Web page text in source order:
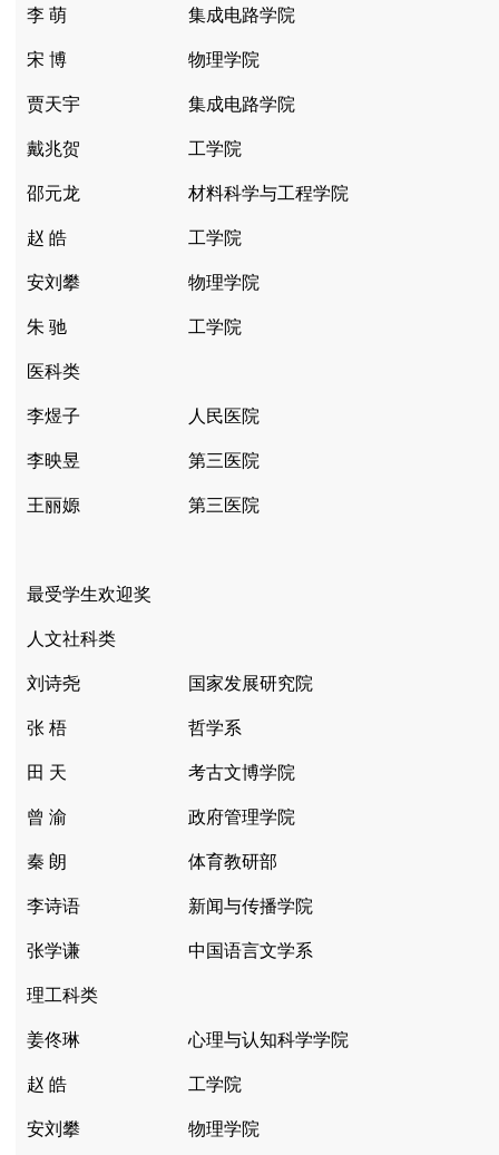
李 萌 集成电路学院
宋 博 物理学院
贾天宇 集成电路学院
戴兆贺 工学院
邵元龙 材料科学与工程学院
赵 皓 工学院
安刘攀 物理学院
朱 驰 工学院
医科类
李煜子 人民医院
李映昱 第三医院
王丽嫄 第三医院
最受学生欢迎奖
人文社科类
刘诗尧 国家发展研究院
张 梧 哲学系
田 天 考古文博学院
曾 渝 政府管理学院
秦 朗 体育教研部
李诗语 新闻与传播学院
张学谦 中国语言文学系
理工科类
姜佟琳 心理与认知科学学院
赵 皓 工学院
安刘攀 物理学院